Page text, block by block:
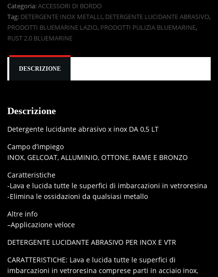
Categoria:ACCESSORI DI BORDO
Tag: DETERGENTE INOX METALLI, DETERGENTE LUCIDANTE ABRASIVO,
PRODOTTI BLUEMARINE LAZIO, PRODOTTI PULIZIA BLUEMARINE,
RUST 2.0 BLUEMARINE
DESCRIZIONE
Descrizione
Detergente lucidante abrasivo x inox DA 0,5 LT
Campo d’impiego
INOX, GELCOAT, ALLUMINIO, OTTONE, RAME E BRONZO
Caratteristiche
-Lava e lucida tutte le superfici di imbarcazioni in vetroresina
-Elimina le ossidazioni da qualsiasi metallo
Altre info
–Applicazione veloce
DETERGENTE LUCIDANTE ABRASIVO PER INOX E VTR
CARATTERISTICHE: Lava e lucida tutte le superfici di
imbarcazioni in vetroresina comprese parti in acciaio inox,